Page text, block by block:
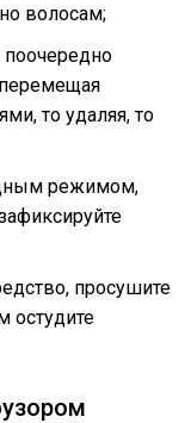
волосам;
то удаляя, то
режимом,
просушите
остудите